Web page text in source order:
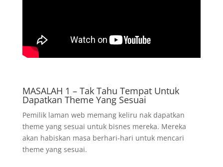
MASALAH 1 – Tak Tahu Tempat Untuk
Dapatkan Theme Yang Sesuai
Pemilik laman web memang keliru nak dapatkan
theme yang sesuai untuk bisnes mereka. Mereka
akan habiskan masa berhari-hari untuk mencari
theme yang sesuai.